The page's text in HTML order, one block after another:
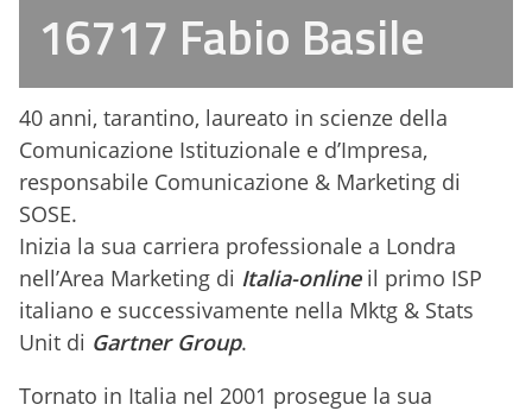
16717 Fabio Basile
40 anni, tarantino, laureato in scienze della
Comunicazione Istituzionale e d’Impresa,
responsabile Comunicazione & Marketing di
SOSE.
Inizia la sua carriera professionale a Londra
nell’Area Marketing di Italia-onlineil primo ISP
italiano e successivamente nella Mktg & Stats
Unit di Gartner Group.
Tornato in Italia nel 2001 prosegue la sua